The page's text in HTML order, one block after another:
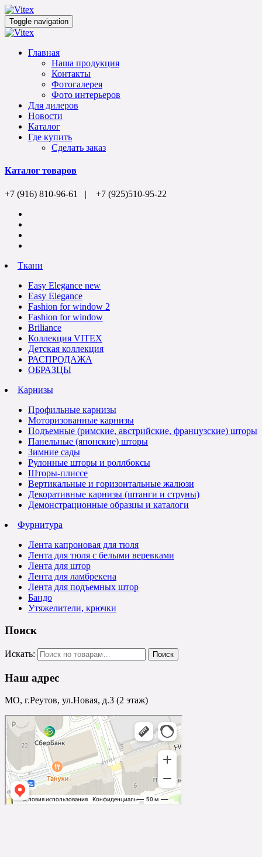
Toggle navigation
Главная
Наша продукция
Контакты
Фотогалерея
Фото интерьеров
Для дилеров
Новости
Каталог
Где купить
Сделать заказ
Каталог товаров
+7 (916) 810-96-61 | +7 (925)510-95-22
Ткани
Easy Elegance new
Easy Elegance
Fashion for window 2
Fashion for window
Briliance
Коллекция VITEX
Детская коллекция
РАСПРОДАЖА
ОБРАЗЦЫ
Карнизы
Профильные карнизы
Моторизованные карнизы
Подъемные (римские, австрийские, французские) шторы
Панельные (японские) шторы
Зимние сады
Рулонные шторы и роллбоксы
Шторы-плиссе
Вертикальные и горизонтальные жалюзи
Декоративные карнизы (штанги и струны)
Демонстрационные образцы и каталоги
Фурнитура
Лента капроновая для тюля
Лента для тюля с белыми веревками
Лента для штор
Лента для ламбрекена
Лента для подъемных штор
Бандо
Утяжелители, крючки
Поиск
Искать:
Наш адрес
МО, г.Реутов, ул.Новая, д.3 (2 этаж)
Реутов
Реутов — Яндекс.Карты